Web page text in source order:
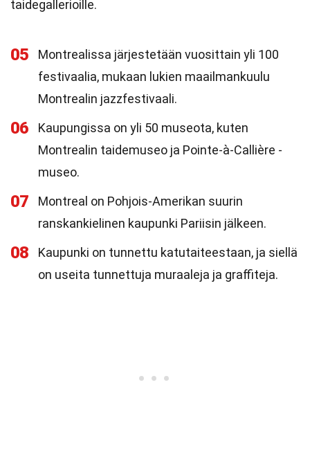
taidegallerioille.
05
Montrealissa järjestetään vuosittain yli 100
festivaalia, mukaan lukien maailmankuulu
Montrealin jazzfestivaali.
06
Kaupungissa on yli 50 museota, kuten
Montrealin taidemuseo ja Pointe-à-Callière -
museo.
07
Montreal on Pohjois-Amerikan suurin
ranskankielinen kaupunki Pariisin jälkeen.
08
Kaupunki on tunnettu katutaiteestaan, ja siellä
on useita tunnettuja muraaleja ja graffiteja.